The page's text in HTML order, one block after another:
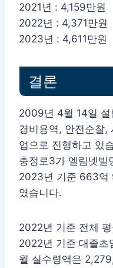
2021년 : 4,159만원
2022년 : 4,371만원
2023년 : 4,611만원
결론
2009년 4월 14일 설
경비용역, 안전순찰,
업으로 진행하고 있
충정로3가 엘림넷빌
2023년 기준 663억
였습니다.
2022년 기준 전체
2022년 기준 대졸초
월 실수령액은